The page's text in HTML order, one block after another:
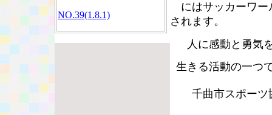
NO.39(1.8.1)
にはサッカーワー
されます。
人に感動と勇気を
生きる活動の一つ
千曲市スポーツ